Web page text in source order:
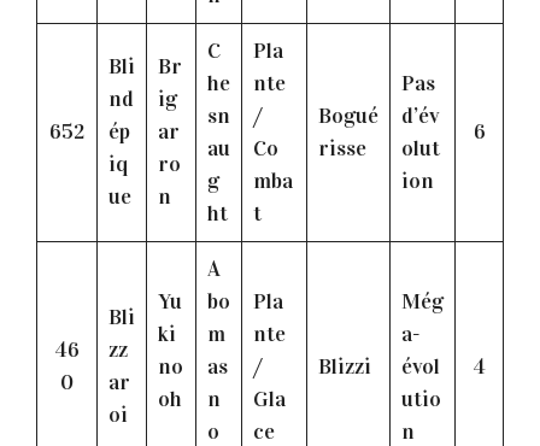
652
Bli
nd
ép
iq
ue
Br
ig
ar
ro
n
C
he
sn
au
g
ht
Pla
nte
/
Co
mba
t
Bogué
risse
Pas
d’év
olut
ion
6
46
0
Bli
zz
ar
oi
Yu
ki
no
oh
A
bo
m
as
n
o
Pla
nte
/
Gla
ce
Blizzi
Még
a-
évol
utio
n
4